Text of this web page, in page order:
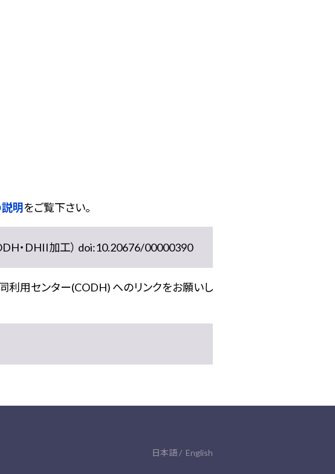
明をご覧下さい。
・DHII加工） doi:10.20676/00000390
利用センター(CODH) へのリンクをお願いし
日本語 English